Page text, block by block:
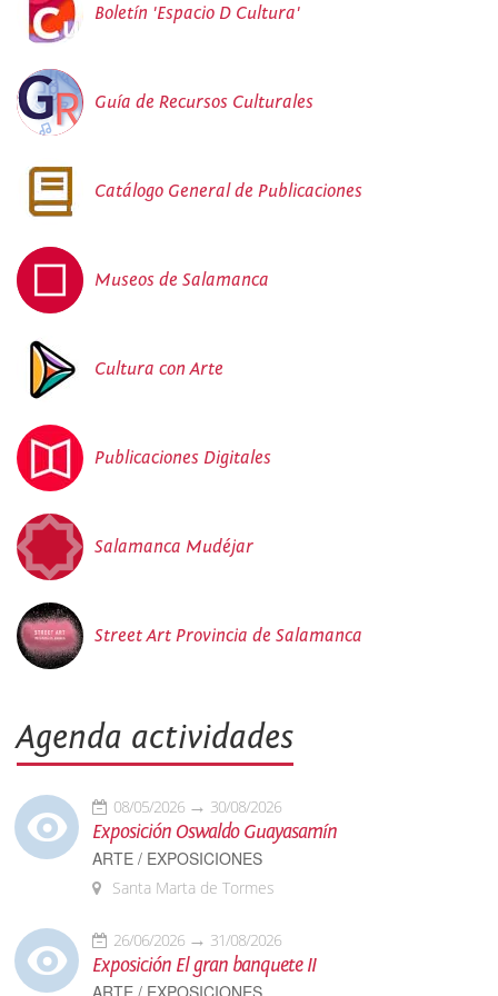
Boletín 'Espacio D Cultura'
Guía de Recursos Culturales
Catálogo General de Publicaciones
Museos de Salamanca
Cultura con Arte
Publicaciones Digitales
Salamanca Mudéjar
Street Art Provincia de Salamanca
Agenda actividades
08/05/2026 30/08/2026
Exposición Oswaldo Guayasamín
ARTE / EXPOSICIONES
Santa Marta de Tormes
26/06/2026 31/08/2026
Exposición El gran banquete II
ARTE / EXPOSICIONES